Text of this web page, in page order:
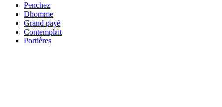
Penchez
Dhomme
Grand payé
Contemplait
Portières